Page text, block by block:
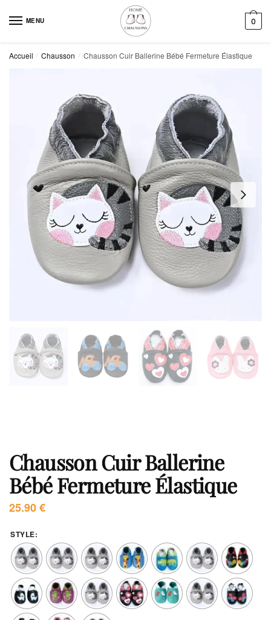
MENU 0
Accueil / Chausson / Chausson Cuir Ballerine Bébé Fermeture Élastique
Chausson Cuir Ballerine
Bébé Fermeture Élastique
25.90€
STYLE: